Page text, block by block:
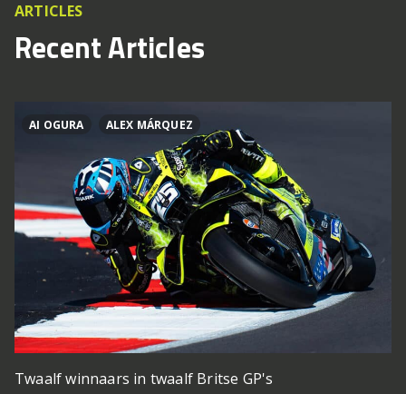
ARTICLES
Recent Articles
AI OGURA ALEX MÁRQUEZ
Twaalf winnaars in twaalf Britse GP's